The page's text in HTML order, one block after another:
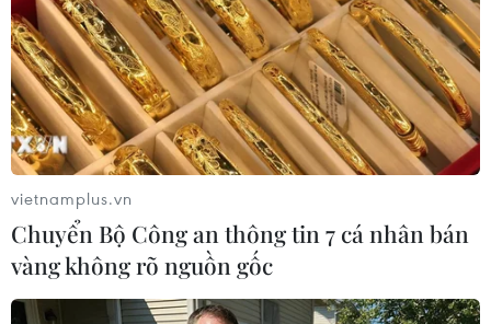
59 năm ASEAN: Hy Lạp
mong muốn phát triển hơn
nữa quan hệ với ASEAN
08/08/2026 04:43
59 năm ASEAN: Gắn kết
tình hữu nghị ASEAN tại
nước Nga
08/08/2026 03:51
ứng với thời đại, mà còn
chống bán phá giá với
vietnamplus.vn
Chuyển Bộ Công an thông tin 7 cá nhân bán
vàng không rõ nguồn gốc